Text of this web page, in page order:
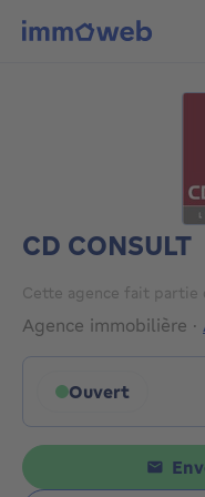
CD CONSULT
Cette agence fait partie
Agence immobilière ·
Ouvert
Cliquez pour